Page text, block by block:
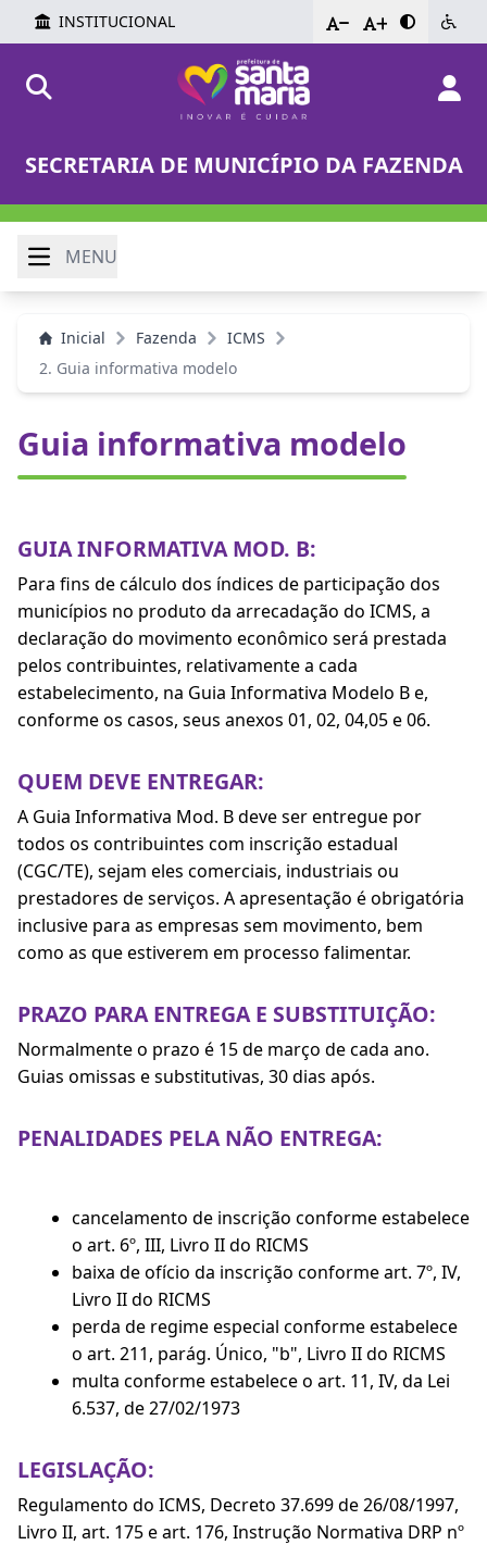
INSTITUCIONAL - +
SECRETARIA DE MUNICÍPIO DA FAZENDA
MENU
Inicial Fazenda
ICMS
2. Guia informativa modelo
Guia informativa modelo
GUIA INFORMATIVA MOD. B:
Para fins de cálculo dos índices de participação dos
municípios no produto da arrecadação do ICMS, a
declaração do movimento econômico será prestada
pelos contribuintes, relativamente a cada
estabelecimento, na Guia Informativa Modelo B e,
conforme os casos, seus anexos 01, 02, 04,05 e 06.
QUEM DEVE ENTREGAR:
A Guia Informativa Mod. B deve ser entregue por
todos os contribuintes com inscrição estadual
(CGC/TE), sejam eles comerciais, industriais ou
prestadores de serviços. A apresentação é obrigatória
inclusive para as empresas sem movimento, bem
como as que estiverem em processo falimentar.
PRAZO PARA ENTREGA E SUBSTITUIÇÃO:
Normalmente o prazo é 15 de março de cada ano.
Guias omissas e substitutivas, 30 dias após.
PENALIDADES PELA NÃO ENTREGA:
cancelamento de inscrição conforme estabelece
o art. 6º, III, Livro II do RICMS
baixa de ofício da inscrição conforme art. 7º, IV,
Livro II do RICMS
perda de regime especial conforme estabelece
o art. 211, parág. Único, "b", Livro II do RICMS
multa conforme estabelece o art. 11, IV, da Lei
6.537, de 27/02/1973
LEGISLAÇÃO:
Regulamento do ICMS, Decreto 37.699 de 26/08/1997,
Livro II, art. 175 e art. 176, Instrução Normativa DRP nº